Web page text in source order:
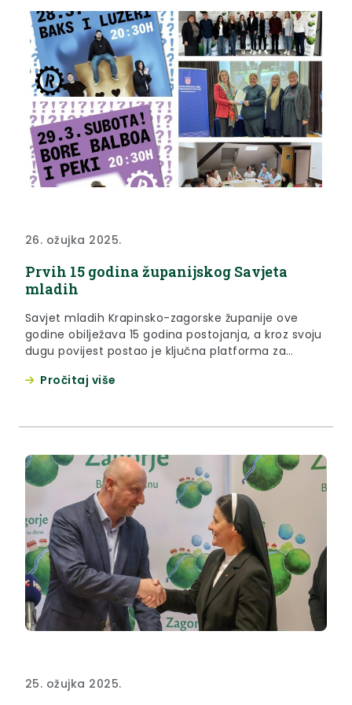
26. ožujka 2025.
Prvih 15 godina županijskog Savjeta
mladih
Savjet mladih Krapinsko-zagorske županije ove
godine obilježava 15 godina postojanja, a kroz svoju
dugu povijest postao je ključna platforma za
Županiji. Od svojih početaka savjetodavno tijelo
Pročitaj više
25. ožujka 2025.